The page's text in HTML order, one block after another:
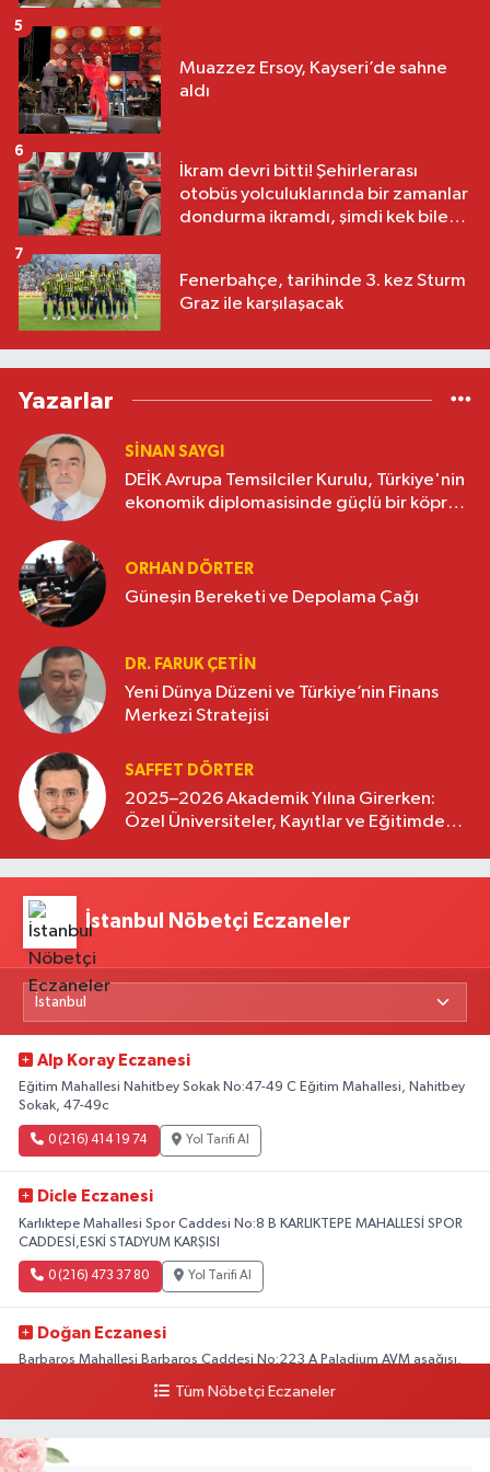
Muazzez Ersoy, Kayseri’de sahne
aldı
5
İkram devri bitti! Şehirlerarası
otobüs yolculuklarında bir zamanlar
dondurma ikramdı, şimdi kek bile
6
Fenerbahçe, tarihinde 3. kez Sturm
Graz ile karşılaşacak
7
Yazarlar
SINAN SAYGI
DEİK Avrupa Temsilciler Kurulu, Türkiye'nin
ekonomik diplomasisinde güçlü bir köprü
ORHAN DÖRTER
Güneşin Bereketi ve Depolama Çağı
DR. FARUK ÇETİN
Yeni Dünya Düzeni ve Türkiye’nin Finans
Merkezi Stratejisi
SAFFET DÖRTER
2025–2026 Akademik Yılına Girerken:
Özel Üniversiteler, Kayıtlar ve Eğitimde
İstanbul Nöbetçi Eczaneler
Alp Koray Eczanesi
Eğitim Mahallesi Nahitbey Sokak No:47-49 C Eğitim Mahallesi, Nahitbey
Sokak, 47-49c
0 (216) 414 19 74 Yol Tarifi Al
Dicle Eczanesi
Karlıktepe Mahallesi Spor Caddesi No:8 B KARLIKTEPE MAHALLESİ SPOR
CADDESİ,ESKİ STADYUM KARŞISI
0 (216) 473 37 80 Yol Tarifi Al
Doğan Eczanesi
Barbaros Mahallesi Barbaros Caddesi No:223 A Paladium AVM aşağısı,
Tüm Nöbetçi Eczaneler